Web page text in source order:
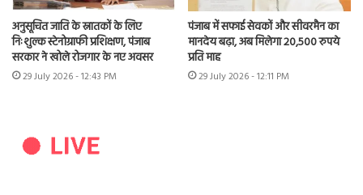
अनुसूचित जाति के स्नातकों के लिए
निःशुल्क स्टेनोग्राफी प्रशिक्षण, पंजाब
सरकार ने खोले रोजगार के नए अवसर
29 July 2026 - 12:43 PM
पंजाब में सफाई सेवकों और सीवरमैन का
मानदेय बढ़ा, अब मिलेगा 20,500 रुपये
प्रति माह
29 July 2026 - 12:11 PM